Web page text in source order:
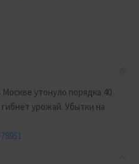
утонуло порядка 40
урожай. Убытки на